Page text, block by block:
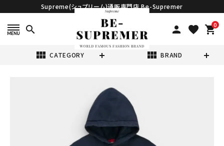
Supreme(シュプリーム)通販専門店 Be-Supremer
search person favorite 0
shopping_cart
view_module CATEGORY view_module BRAND